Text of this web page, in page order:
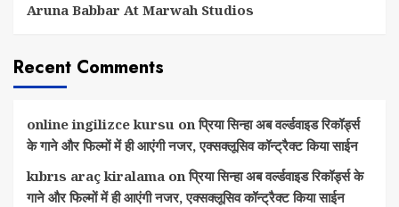
Aruna Babbar At Marwah Studios
Recent Comments
online ingilizce kursu onप्रिया सिन्हा अब वर्ल्डवाइड रिकॉर्ड्स
के गाने और फिल्मों में ही आएंगी नजर, एक्सक्लूसिव कॉन्ट्रैक्ट किया साईन
kıbrıs araç kiralama onप्रिया सिन्हा अब वर्ल्डवाइड रिकॉर्ड्स के
गाने और फिल्मों में ही आएंगी नजर, एक्सक्लूसिव कॉन्ट्रैक्ट किया साईन